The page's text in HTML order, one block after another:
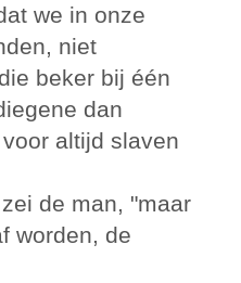
we in onze
niet
beker bij één
dan
altijd slaven
de man, "maar
worden, de